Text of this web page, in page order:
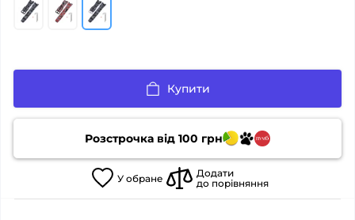
Купити
Розстрочка від 100 грн
У обране
Додати
до порівняння